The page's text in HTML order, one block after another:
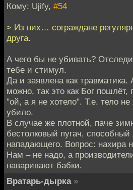
Кому: Ujify, #54
> Из них… сограждане
друга.
А чего бы не убивать?
тебе и стимул.
Да и заявлена как травматика.
можно, так это как Бог пошлёт,
"ой, а я не хотело". Т.е. тело
убило.
В случае же плотной, паче
бестолковый пугач,
нападающего. Вопрос: нахира
Нам – не надо, а
наваривают бабки.
Вратарь-дырка »